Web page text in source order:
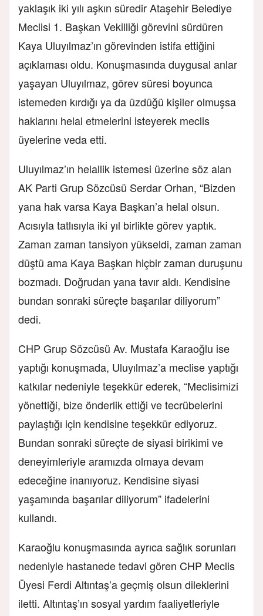
yaklaşık iki yılı aşkın süredir Ataşehir Belediye
Meclisi 1. Başkan Vekilliği görevini sürdüren
Kaya Uluyılmaz’ın görevinden istifa ettiğini
açıklaması oldu. Konuşmasında duygusal anlar
yaşayan Uluyılmaz, görev süresi boyunca
istemeden kırdığı ya da üzdüğü kişiler olmuşsa
haklarını helal etmelerini isteyerek meclis
üyelerine veda etti.
Uluyılmaz’ın helallik istemesi üzerine söz alan
AK Parti Grup Sözcüsü Serdar Orhan, “Bizden
yana hak varsa Kaya Başkan’a helal olsun.
Acısıyla tatlısıyla iki yıl birlikte görev yaptık.
Zaman zaman tansiyon yükseldi, zaman zaman
düştü ama Kaya Başkan hiçbir zaman duruşunu
bozmadı. Doğrudan yana tavır aldı. Kendisine
bundan sonraki süreçte başarılar diliyorum”
dedi.
CHP Grup Sözcüsü Av. Mustafa Karaoğlu ise
yaptığı konuşmada, Uluyılmaz’a meclise yaptığı
katkılar nedeniyle teşekkür ederek, “Meclisimizi
yönettiği, bize önderlik ettiği ve tecrübelerini
paylaştığı için kendisine teşekkür ediyoruz.
Bundan sonraki süreçte de siyasi birikimi ve
deneyimleriyle aramızda olmaya devam
edeceğine inanıyoruz. Kendisine siyasi
yaşamında başarılar diliyorum” ifadelerini
kullandı.
Karaoğlu konuşmasında ayrıca sağlık sorunları
nedeniyle hastanede tedavi gören CHP Meclis
Üyesi Ferdi Altıntaş’a geçmiş olsun dileklerini
iletti. Altıntaş’ın sosyal yardım faaliyetleriyle